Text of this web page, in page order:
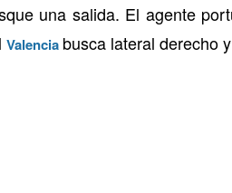
una salida. El agente
Valencia busca lateral derecho